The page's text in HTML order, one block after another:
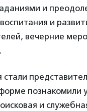
и
и
вечерние
познакомили
и